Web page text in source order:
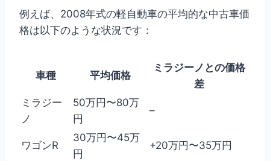
例えば、2008年式の軽自動車の平均的な中古車価
格は以下のような状況です：
車種 平均価格
ミラジーノとの価格
差
ミラジー
ノ
50万円〜80万
円
–
ワゴンR
30万円〜45万
円
+20万円〜35万円